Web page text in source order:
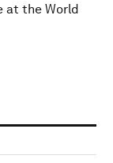
at the World